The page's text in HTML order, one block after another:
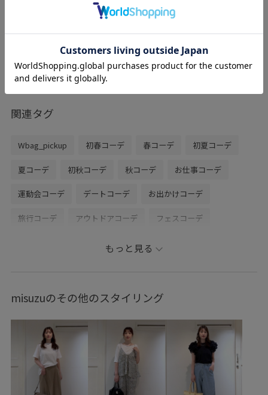
普段36サイズを履く事が多いので今回も同
じサイズを選び、足長・幅共にぴったりサ
イズでした。
ヒールは5.2cmですが安定感があり疲れに
関連タグ
Wbag_pickup 初春コーデ 春コーデ 初夏コーデ
夏コーデ 初秋コーデ 秋コーデ お仕事コーデ
運動会コーデ デートコーデ お出かけコーデ
旅行コーデ アウトドアコーデ フェスコーデ
クリスマスコーデ
モード ストリート
ワントーンコーデ モノトーンコーデ カジュアルコーデ
ヘルシーコーデ メンズライク フェミニンコーデ
シンプルコーデ きれいめコーデ SALON adam et ropé
もっと見る
misuzuのその他のスタイリング